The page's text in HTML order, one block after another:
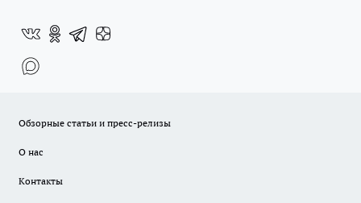
Обзорные статьи и пресс-релизы
О нас
Контакты